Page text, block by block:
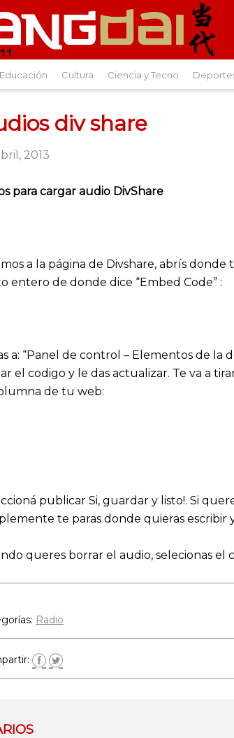
Educación Cultura Ciencia y Tecno
div share
2013
para cargar audio DivShare
a la página de Divshare, abrís
entero de donde dice “Embed Code” :
a: “Panel de control – Elementos de la
el codigo y le das actualizar. Te va a
de tu web:
publicar Si, guardar y listo!. Si
te paras donde quieras escribir
queres borrar el audio, selecionas el
Radio